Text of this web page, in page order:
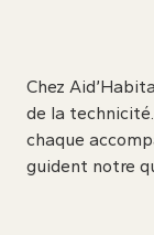
Chez
de la
chaque
guident notre